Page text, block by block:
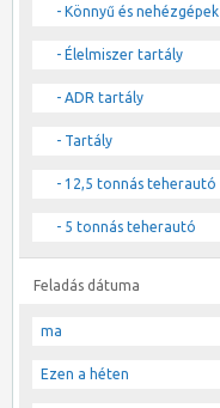
- Könnyű és nehézgépek
- Élelmiszer tartály
- ADR tartály
- Tartály
- 12,5 tonnás teherautó
- 5 tonnás teherautó
Feladás dátuma
ma
Ezen a héten